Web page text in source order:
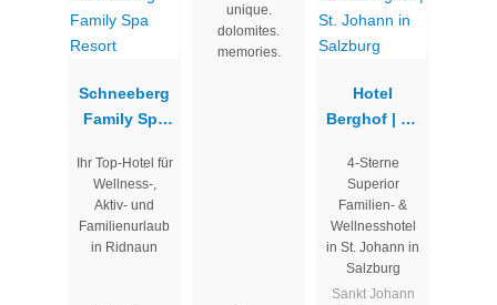
Schneeberg
Family Spa
Ihr Top-Hotel für
Wellness-,
Aktiv- und
Familienurlaub
in Ridnaun
unique.
dolomites.
memories.
Hotel
Berghof | St.
Salzburg
4-Sterne
Superior
Familien- &
Wellnesshotel
in St. Johann in
Salzburg
Sankt Johann